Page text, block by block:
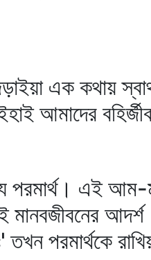
এক কথায়
আমাদের
পরমার্থ। এই
মানবজীবনের
পরমার্থকে